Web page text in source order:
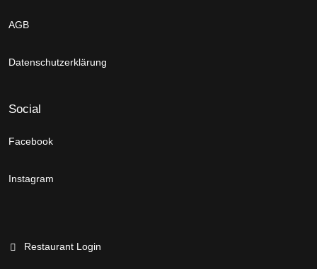
AGB
Datenschutzerklärung
Social
Facebook
Instagram
Restaurant Login